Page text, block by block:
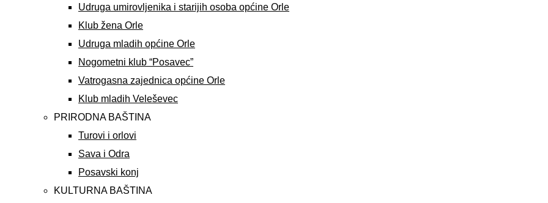
Udruga umirovljenika i starijih osoba općine Orle
Klub žena Orle
Udruga mladih općine Orle
Nogometni klub “Posavec”
Vatrogasna zajednica općine Orle
Klub mladih Veleševec
PRIRODNA BAŠTINA
Turovi i orlovi
Sava i Odra
Posavski konj
KULTURNA BAŠTINA